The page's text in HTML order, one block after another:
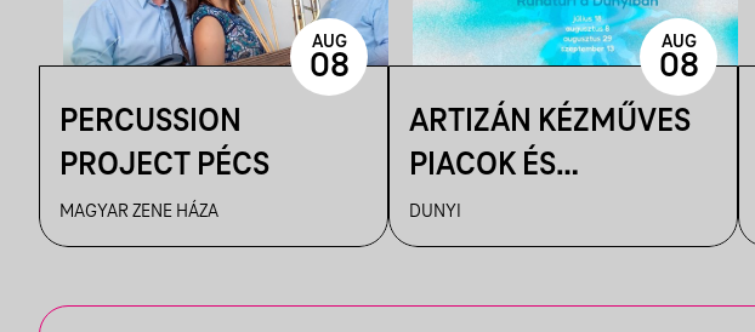
PERCUSSION
PROJECT PÉCS
MAGYAR ZENE HÁZA
AUG
08
ARTIZÁN KÉZMŰVES
PIACOK ÉS
RUHATURIK A
DUNYIBAN
DUNYI
AUG
08